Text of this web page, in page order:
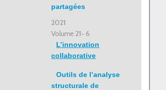
partagées
2021
Volume 21- 6
L’innovation
collaborative
Outils de l’analyse
structurale de